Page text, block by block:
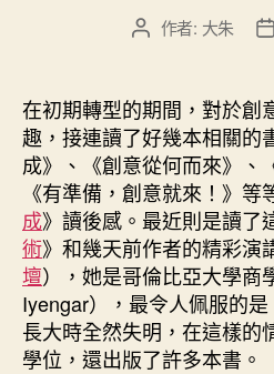
文
者
作者: 大朱
文
在初期轉型的期間，對於創
趣，接連讀了好幾本相關的
成》、《創意從何而來》、
《有準備，創意就來！》等
成》讀後感。最近則是讀了
術》和幾天前作者的精彩演
壇），她是哥倫比亞大學商
Iyengar），最令人佩服的
長大時全然失明，在這樣的
學位，還出版了許多本書。